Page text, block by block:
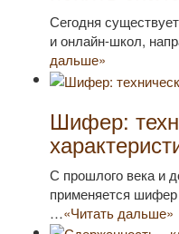
Сегодня
и онлайн-школ,
дальше»
Шифер:
С прошлого века и
применяется
…«Читать дальше»